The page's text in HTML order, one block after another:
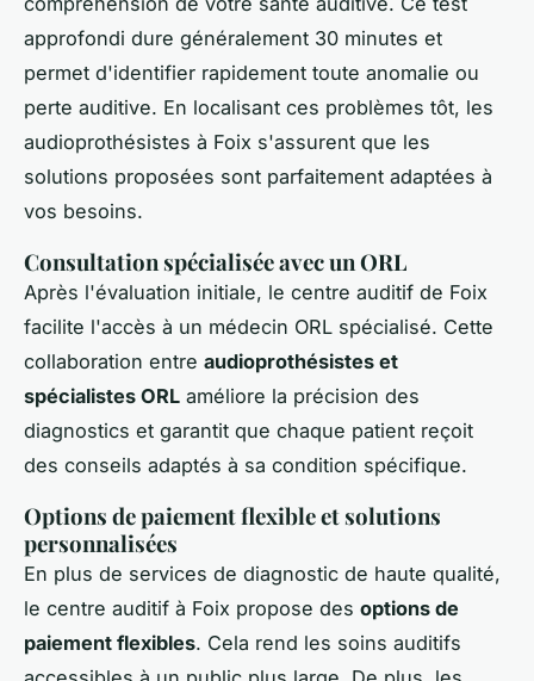
approfondi dure généralement 30 minutes et
permet d'identifier rapidement toute anomalie ou
perte auditive. En localisant ces problèmes tôt, les
audioprothésistes à Foix s'assurent que les
solutions proposées sont parfaitement adaptées à
vos besoins.
Consultation spécialisée avec un ORL
Après l'évaluation initiale, le centre auditif de Foix
facilite l'accès à un médecin ORL spécialisé. Cette
collaboration entre audioprothésistes et
spécialistes ORL améliore la précision des
diagnostics et garantit que chaque patient reçoit
des conseils adaptés à sa condition spécifique.
Options de paiement flexible et solutions
personnalisées
En plus de services de diagnostic de haute qualité,
le centre auditif à Foix propose des options de
paiement flexibles. Cela rend les soins auditifs